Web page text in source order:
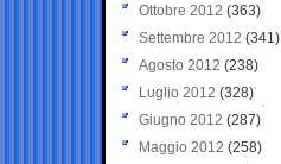
Ottobre 2012 (363)
Settembre 2012 (341)
Agosto 2012 (238)
Luglio 2012 (328)
Giugno 2012 (287)
Maggio 2012 (258)